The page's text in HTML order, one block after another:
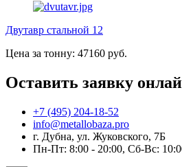
Двутавр стальной 12
Цена за тонну: 47160 руб.
Оставить заявку
+7 (495) 204-18-52
info@metallobaza.pro
г. Дубна, ул. Жуковского, 7Б
Пн-Пт: 8:00 - 20:00, Сб-Вс: